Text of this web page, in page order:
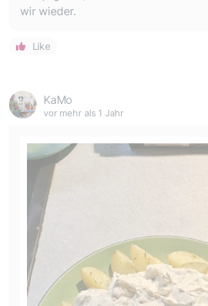
wir wieder.
Like
KaMo
vor mehr als 1 Jahr